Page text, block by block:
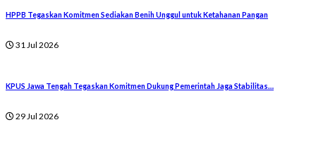
HPPB Tegaskan Komitmen Sediakan Benih Unggul untuk Ketahanan Pangan
31 Jul 2026
KPUS Jawa Tengah Tegaskan Komitmen Dukung Pemerintah Jaga Stabilitas…
29 Jul 2026